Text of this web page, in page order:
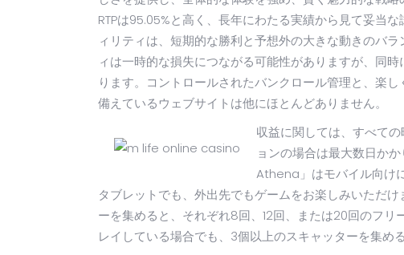
RTPは95.05%と高く、長年にわたる実績から見て妥当
ィリティは、短期的な勝利と予想外の大きな動きのバ
ィは一時的な損失につながる可能性がありますが、同
ります。コントロールされたバンクロール管理と、楽
備えているウェブサイトは他にほとんどありません。
収益に関しては、すべて
ョンの場合は最大数日か
Athena」はモバイル向け
タブレットでも、外出先でもゲームをお楽しみいただ
ーを集めると、それぞれ8回、12回、または20回のフ
レイしている場合でも、3個以上のスキャッターを集め